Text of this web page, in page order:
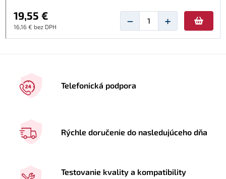
19,55 €
16,16 € bez DPH − +
Telefonická podpora
Rýchle doručenie do nasledujúceho dňa
Testovanie kvality a kompatibility